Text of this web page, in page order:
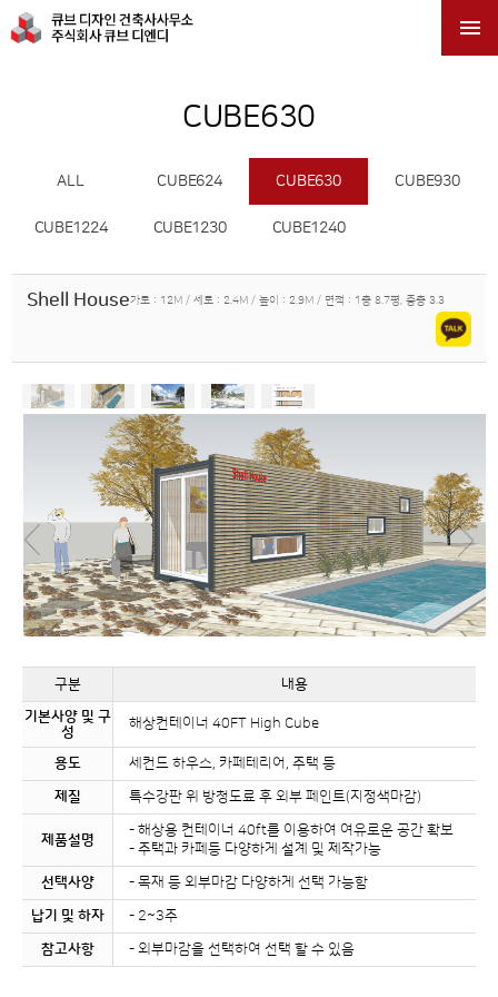

CUBE630
ALL CUBE624 CUBE630 CUBE930
CUBE1224 CUBE1230 CUBE1240
Shell House가로 : 12M / 세로 : 2.4M / 높이 : 2.9M / 면적 : 1층 8.7평, 중층 3.3
구분 내용
기본사양 및 구
성
해상컨테이너 40FT High Cube
용도 세컨드 하우스, 카페테리어, 주택 등
제질 특수강판 위 방청도료 후 외부 페인트(지정색마감)
제품설명
- 해상용 컨테이너 40ft를 이용하여 여유로운 공간 확보
- 주택과 카페등 다양하게 설계 및 제작가능
선택사양 - 목재 등 외부마감 다양하게 선택 가능함
납기 및 하자 - 2~3주
참고사항 - 외부마감을 선택하여 선택 할 수 있음